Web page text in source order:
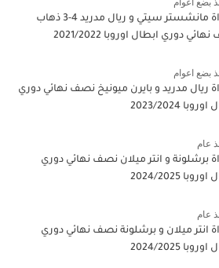
مباراة مانشستر سيتي و ريال مدريد 4-3 ذهاب
دوري ابطال اوروبا 2021/2022
بضع اعوام
ريال مدريد و بايرن ميونيخ نصف نهائي دوري
2023/2024
عام
برشلونة و انتر ميلان نصف نهائي دوري
2024/2025
عام
انتر ميلان و برشلونة نصف نهائي دوري
2024/2025